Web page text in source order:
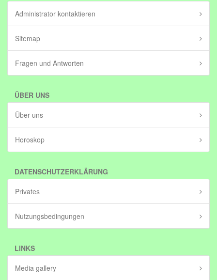
Administrator kontaktieren
Sitemap
Fragen und Antworten
ÜBER UNS
Über uns
Horoskop
DATENSCHUTZERKLÄRUNG
Privates
Nutzungsbedingungen
LINKS
Media gallery